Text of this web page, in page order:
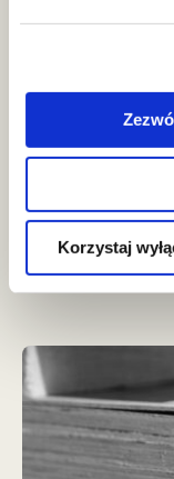
Korzystaj
aktualności
celnych w
organy